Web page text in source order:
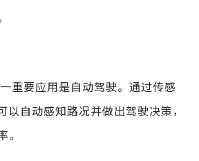
重要应用是自动驾驶。通过传感
以自动感知路况并做出驾驶决策，